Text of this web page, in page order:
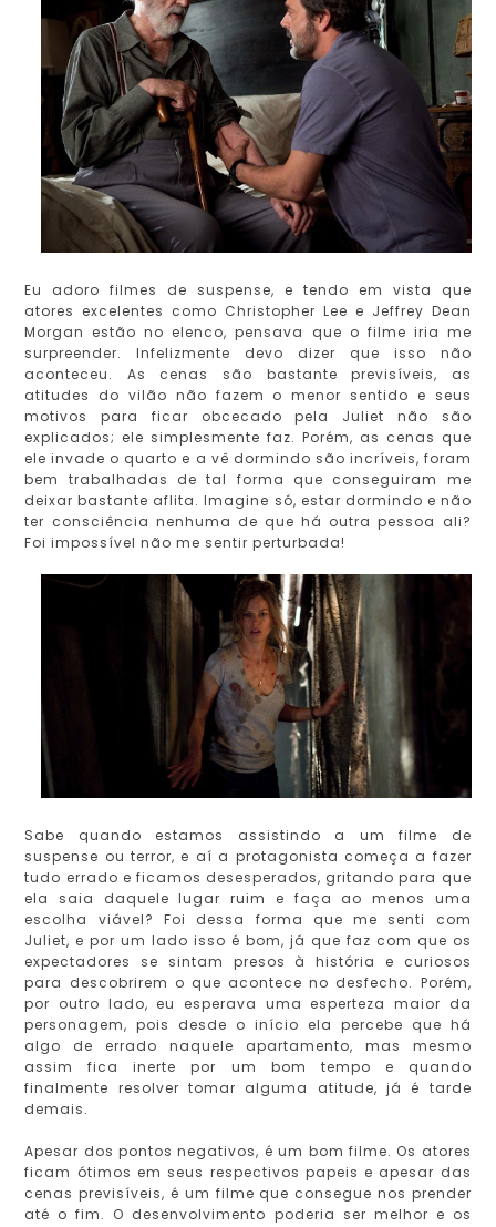
Eu adoro filmes de suspense, e tendo em vista que
atores excelentes como Christopher Lee e Jeffrey Dean
Morgan estão no elenco, pensava que o filme iria me
surpreender. Infelizmente devo dizer que isso não
aconteceu. As cenas são bastante previsíveis, as
atitudes do vilão não fazem o menor sentido e seus
motivos para ficar obcecado pela Juliet não são
explicados; ele simplesmente faz. Porém, as cenas que
ele invade o quarto e a vê dormindo são incríveis, foram
bem trabalhadas de tal forma que conseguiram me
deixar bastante aflita. Imagine só, estar dormindo e não
ter consciência nenhuma de que há outra pessoa ali?
Foi impossível não me sentir perturbada!
Sabe quando estamos assistindo a um filme de
suspense ou terror, e aí a protagonista começa a fazer
tudo errado e ficamos desesperados, gritando para que
ela saia daquele lugar ruim e faça ao menos uma
escolha viável? Foi dessa forma que me senti com
Juliet, e por um lado isso é bom, já que faz com que os
expectadores se sintam presos à história e curiosos
para descobrirem o que acontece no desfecho. Porém,
por outro lado, eu esperava uma esperteza maior da
personagem, pois desde o início ela percebe que há
algo de errado naquele apartamento, mas mesmo
assim fica inerte por um bom tempo e quando
finalmente resolver tomar alguma atitude, já é tarde
demais.
Apesar dos pontos negativos, é um bom filme. Os atores
ficam ótimos em seus respectivos papeis e apesar das
cenas previsíveis, é um filme que consegue nos prender
até o fim. O desenvolvimento poderia ser melhor e os